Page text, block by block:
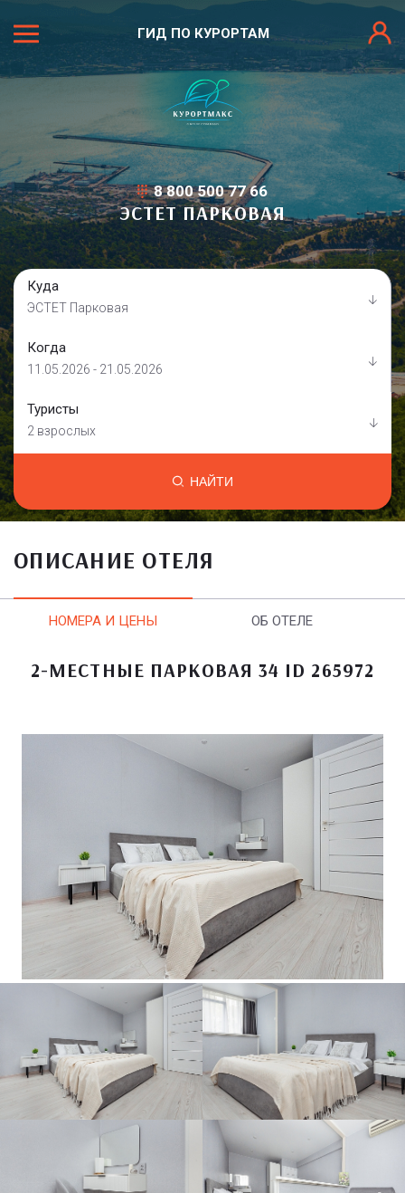
ГИД ПО КУРОРТАМ
8 800 500 77 66
ЭСТЕТ ПАРКОВАЯ
Куда
ЭСТЕТ Парковая
Когда
11.05.2026 - 21.05.2026
Туристы
2 взрослых
НАЙТИ
ОПИСАНИЕ ОТЕЛЯ
НОМЕРА И ЦЕНЫ ОБ ОТЕЛЕ
2-МЕСТНЫЕ ПАРКОВАЯ 34 ID 265972